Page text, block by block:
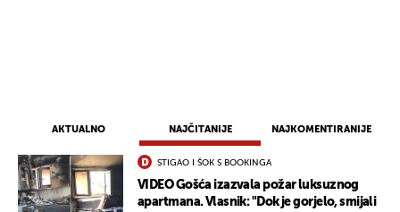
AKTUALNO NAJČITANIJE NAJKOMENTIRANIJE
STIGAO I ŠOK S BOOKINGA
VIDEO Gošća izazvala požar luksuznog
apartmana. Vlasnik: "Dok je gorjelo, smijali